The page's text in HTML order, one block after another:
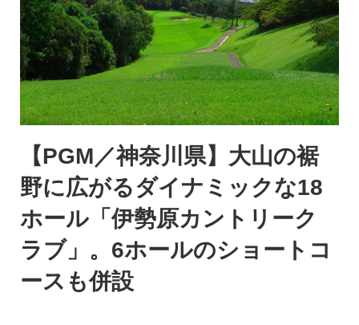
【PGM／神奈川県】大山の裾
野に広がるダイナミックな18
ホール「伊勢原カントリーク
ラブ」。6ホールのショートコ
ースも併設